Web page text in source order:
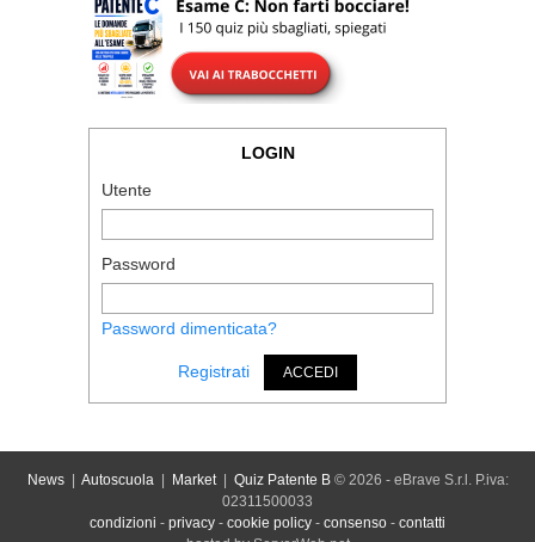
LOGIN
Utente
Password
Password dimenticata?
Registrati ACCEDI
News| Autoscuola| Market| Quiz Patente B© 2026 - eBrave S.r.l. P.iva:
02311500033
condizioni - privacy - cookie policy - consenso - contatti